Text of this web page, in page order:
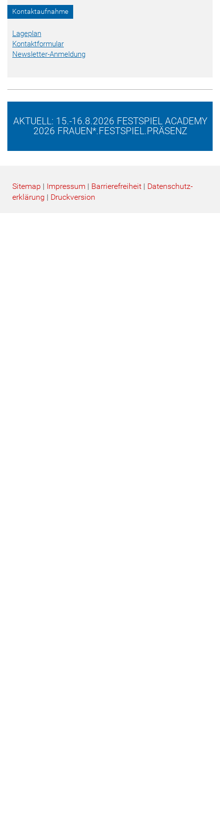
Kontaktaufnahme
Lageplan
Kontaktformular
Newsletter-Anmeldung
AKTUELL: 15.-16.8.2026 FESTSPIEL ACADEMY
2026 FRAUEN*.FESTSPIEL.PRÄSENZ
Sitemap | Impressum | Barrierefreiheit | Datenschutz­
erklärung | Druckversion